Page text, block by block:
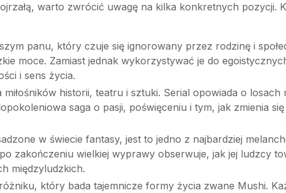
warto zwrócić uwagę na kilka konkretnych pozycji.
panu, który czuje się ignorowany przez rodzinę i
moce. Zamiast jednak wykorzystywać je do
i sens życia.
miłośników historii, teatru i sztuki. Serial opowiada o
saga o pasji, poświęceniu i tym, jak zmienia
w świecie fantasy, jest to jedno z najbardziej
zakończeniu wielkiej wyprawy obserwuje, jak jej ludzcy
międzyludzkich.
który bada tajemnicze formy życia zwane Mushi.